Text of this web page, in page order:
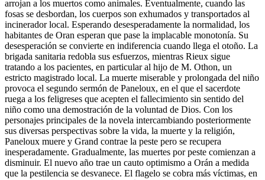
arrojan a los muertos como animales. Eventualmente, cuando las
fosas se desbordan, los cuerpos son exhumados y transportados al
incinerador local. Esperando desesperadamente la normalidad, los
habitantes de Oran esperan que pase la implacable monotonía. Su
desesperación se convierte en indiferencia cuando llega el otoño. La
brigada sanitaria redobla sus esfuerzos, mientras Rieux sigue
tratando a los pacientes, en particular al hijo de M. Othon, un
estricto magistrado local. La muerte miserable y prolongada del niño
provoca el segundo sermón de Paneloux, en el que el sacerdote
ruega a los feligreses que acepten el fallecimiento sin sentido del
niño como una demostración de la voluntad de Dios. Con los
personajes principales de la novela intercambiando posteriormente
sus diversas perspectivas sobre la vida, la muerte y la religión,
Paneloux muere y Grand contrae la peste pero se recupera
inesperadamente. Gradualmente, las muertes por peste comienzan a
disminuir. El nuevo año trae un cauto optimismo a Orán a medida
que la pestilencia se desvanece. El flagelo se cobra más víctimas, en